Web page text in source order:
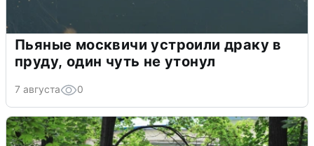
Пьяные москвичи устроили драку в
пруду, один чуть не утонул
7 августа 0